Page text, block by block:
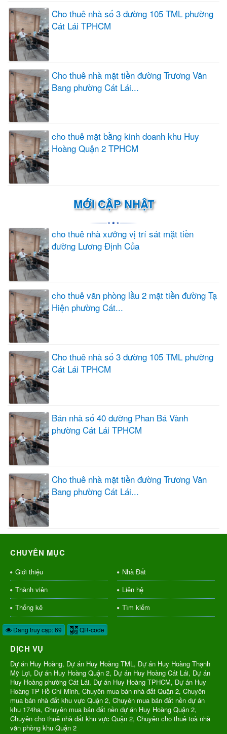
Cho thuê nhà số 3 đường 105 TML phường
Cát Lái TPHCM
Cho thuê nhà mặt tiền đường Trương Văn
Bang phường Cát Lái...
cho thuê mặt bằng kinh doanh khu Huy
Hoàng Quận 2 TPHCM
MỚI CẬP NHẬT
cho thuê nhà xưởng vị trí sát mặt tiền
đường Lương Định Của
cho thuê văn phòng lầu 2 mặt tiền đường Tạ
Hiện phường Cát...
Cho thuê nhà số 3 đường 105 TML phường
Cát Lái TPHCM
Bán nhà số 40 đường Phan Bá Vành
phường Cát Lái TPHCM
Cho thuê nhà mặt tiền đường Trương Văn
Bang phường Cát Lái...
CHUYÊN MỤC
Giới thiệu
Nhà Đất
Thành viên
Liên hệ
Thống kê
Tìm kiếm
Đang truy cập: 69 QR-code
DỊCH VỤ
Dự án Huy Hoàng, Dự án Huy Hoàng TML, Dự án Huy Hoàng Thạnh
Mỹ Lợi, Dự án Huy Hoàng Quận 2, Dự án Huy Hoàng Cát Lái, Dự án
Huy Hoàng phường Cát Lái, Dự án Huy Hoàng TPHCM, Dự án Huy
Hoàng TP Hồ Chí Minh, Chuyên mua bán nhà đất Quận 2, Chuyên
mua bán nhà đất khu vực Quận 2, Chuyên mua bán đất nền dự án
khu 174ha, Chuyên mua bán đất nền dự án Huy Hoàng Quận 2,
Chuyên cho thuê nhà đất khu vực Quận 2, Chuyên cho thuê toà nhà
văn phòng khu Quận 2